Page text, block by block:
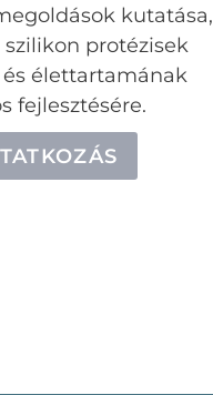
kutatása,
szilikon protézisek
élettartamának
fejlesztésére.